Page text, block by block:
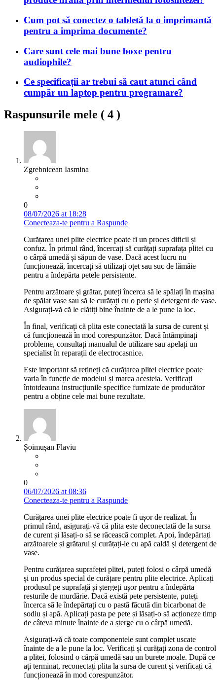
Cum pot să conectez o tabletă la o imprimantă
pentru a imprima documente?
Care sunt cele mai bune boxe pentru
audiophile?
Ce specificații ar trebui să caut atunci când
cumpăr un laptop pentru programare?
Raspunsurile mele ( 4 )
Zgrebnicean Iasmina
0
08/07/2026 at 18:28
Conecteaza-te pentru a Raspunde
Curățarea unei plite electrice poate fi un proces dificil și
confuz. În primul rând, încercați să curățați suprafața plitei cu
o cârpă umedă și săpun de vase. Dacă acest lucru nu
funcționează, încercați să utilizați oțet sau suc de lămâie
pentru a îndepărta petele persistente.
Pentru arzătoare și grătar, puteți încerca să le spălați în mașina
de spălat vase sau să le curățați cu o perie și detergent de vase.
Asigurați-vă că le clătiți bine înainte de a le pune la loc.
În final, verificați că plita este conectată la sursa de curent și
că funcționează în mod corespunzător. Dacă întâmpinați
probleme, consultați manualul de utilizare sau apelați un
specialist în reparații de electrocasnice.
Este important să rețineți că curățarea plitei electrice poate
varia în funcție de modelul și marca acesteia. Verificați
întotdeauna instrucțiunile specifice furnizate de producător
pentru a obține cele mai bune rezultate.
Șoimușan Flaviu
0
06/07/2026 at 08:36
Conecteaza-te pentru a Raspunde
Curățarea unei plite electrice poate fi ușor de realizat. În
primul rând, asigurați-vă că plita este deconectată de la sursa
de curent și lăsați-o să se răcească complet. Apoi, îndepărtați
arzătoarele și grătarul și curățați-le cu apă caldă și detergent de
vase.
Pentru curățarea suprafeței plitei, puteți folosi o cârpă umedă
și un produs special de curățare pentru plite electrice. Aplicați
produsul pe suprafață și ștergeți ușor pentru a îndepărta
resturile de murdărie. Dacă există pete persistente, puteți
încerca să le îndepărtați cu o pastă făcută din bicarbonat de
sodiu și apă. Aplicați pasta pe pete și lăsați-o să acționeze timp
de câteva minute înainte de a șterge cu o cârpă umedă.
Asigurați-vă că toate componentele sunt complet uscate
înainte de a le pune la loc. Verificați și curățați zona de control
a plitei, folosind o cârpă umedă sau un burete moale. După ce
ați terminat, reconectați plita la sursa de curent și verificați că
funcționează în mod corespunzător.